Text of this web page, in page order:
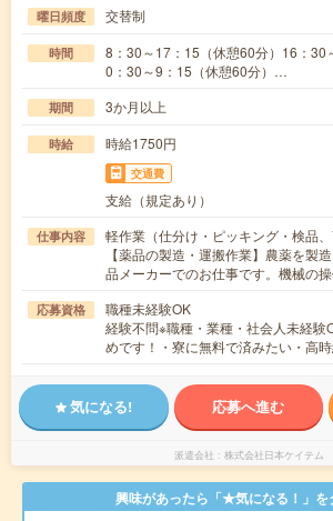
曜日頻度 交替制
時間
8：30～17：15（休憩60分）16：30
0：30～9：15（休憩60分）…
期間 3か月以上
時給 時給1750円
交通費
支給（規定あり）
仕事内容
軽作業（仕分け・ピッキング・検品、
【薬品の製造・運搬作業】農薬を製
品メーカーでのお仕事です。機械の
応募資格
職種未経験OK
経験不問※職種・業種・社会人未経
めです！・寮に無料で済みたい・高
気になる! 応募へ進む
派遣会社 株式会社日本ケイテム
興味があったら「★気になる！」を